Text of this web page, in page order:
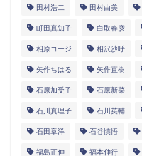
田村浩二 田村由美
町田真知子 白取春彦
相原コージ 相沢沙呼
矢作ちはる 矢作直樹
石原加受子 石原新菜
石川真理子 石川英輔
石田章洋 石谷慎悟
福島正伸 福本伸行